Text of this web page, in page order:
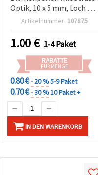
Optik, 10 x 5 mm, Loch Ø 1
mm – 50 g (~150 Stk.)
Artikelnummer: 107875
1.00€ 1-4 Paket
RABATTE
FÜR MENGE
0.80 €- 20 %5-9 Paket
0.70 €- 30 %10 Paket +
IN DEN WARENKORB